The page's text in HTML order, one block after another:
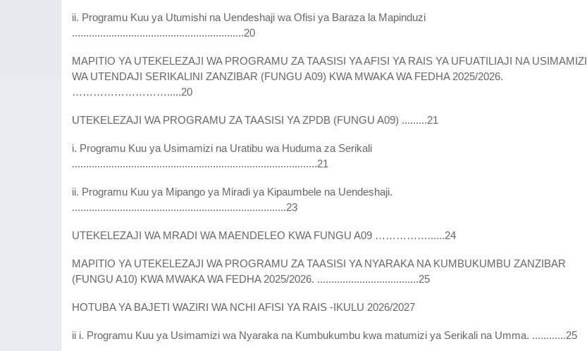
ii. Programu Kuu ya Utumishi na Uendeshaji wa Ofisi ya Baraza la Mapinduzi
.............................................................20
MAPITIO YA UTEKELEZAJI WA PROGRAMU ZA TAASISI YA AFISI YA RAIS YA UFUATILIAJI NA USIMAMIZI
WA UTENDAJI SERIKALINI ZANZIBAR (FUNGU A09) KWA MWAKA WA FEDHA 2025/2026.
……………………….....20
UTEKELEZAJI WA PROGRAMU ZA TAASISI YA ZPDB (FUNGU A09) .........21
i. Programu Kuu ya Usimamizi na Uratibu wa Huduma za Serikali
.......................................................................................21
ii. Programu Kuu ya Mipango ya Miradi ya Kipaumbele na Uendeshaji.
............................................................................23
UTEKELEZAJI WA MRADI WA MAENDELEO KWA FUNGU A09 ……………......24
MAPITIO YA UTEKELEZAJI WA PROGRAMU ZA TAASISI YA NYARAKA NA KUMBUKUMBU ZANZIBAR
(FUNGU A10) KWA MWAKA WA FEDHA 2025/2026. ....................................25
HOTUBA YA BAJETI WAZIRI WA NCHI AFISI YA RAIS -IKULU 2026/2027
ii i. Programu Kuu ya Usimamizi wa Nyaraka na Kumbukumbu kwa matumizi ya Serikali na Umma. ............25